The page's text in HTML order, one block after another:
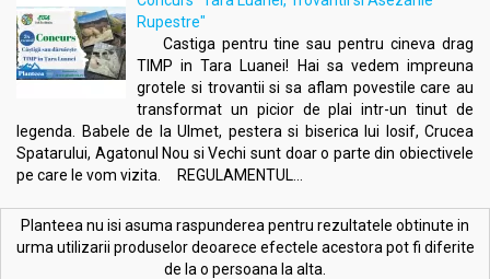
Rupestre"
Castiga pentru tine sau pentru cineva drag
TIMP in Tara Luanei! Hai sa vedem impreuna
grotele si trovantii si sa aflam povestile care au
transformat un picior de plai intr-un tinut de
legenda. Babele de la Ulmet, pestera si biserica lui Iosif, Crucea
Spatarului, Agatonul Nou si Vechi sunt doar o parte din obiectivele
pe care le vom vizita. REGULAMENTUL...
Planteea nu isi asuma raspunderea pentru rezultatele obtinute in
urma utilizarii produselor deoarece efectele acestora pot fi diferite
de la o persoana la alta.